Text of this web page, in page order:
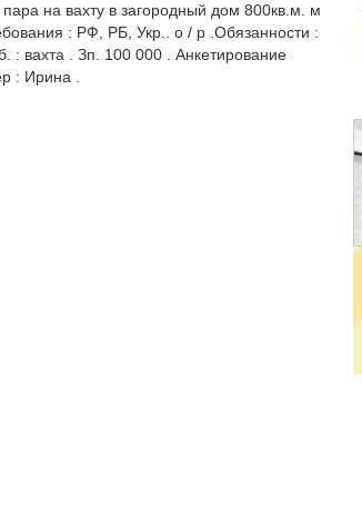
на вахту в загородный дом 800кв.м. м
: РФ, РБ, Укр.. о / р .Обязанности :
: вахта . Зп. 100 000 . Анкетирование
: Ирина .